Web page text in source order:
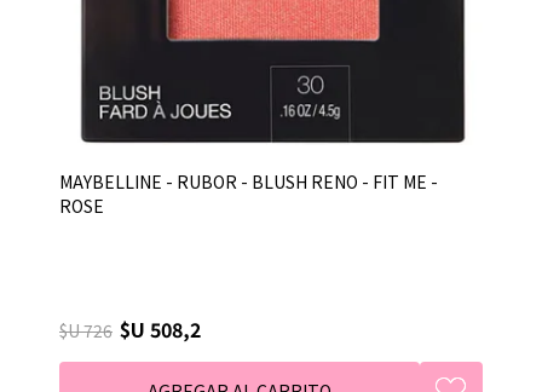
MAYBELLINE - RUBOR - BLUSH RENO - FIT ME -
ROSE
$U 726 $U 508,2